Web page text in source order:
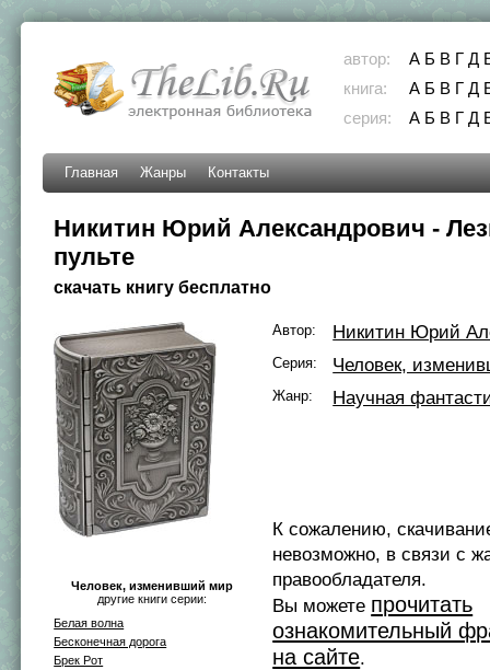
автор: А Б В Г Д
книга:
А Б В Г Д
серия:
А Б В Г Д
Главная Жанры Контакты
Никитин Юрий Александрович -
пульте
скачать книгу бесплатно
Человек, изменивший мир
другие книги серии:
Белая волна
Бесконечная дорога
Брек Рот
Автор: Никитин Юрий
Серия: Человек,
Жанр: Научная
К сожалению,
невозможно, в связи с
правообладателя.
Вы можете прочитать
ознакомительный
на сайте.